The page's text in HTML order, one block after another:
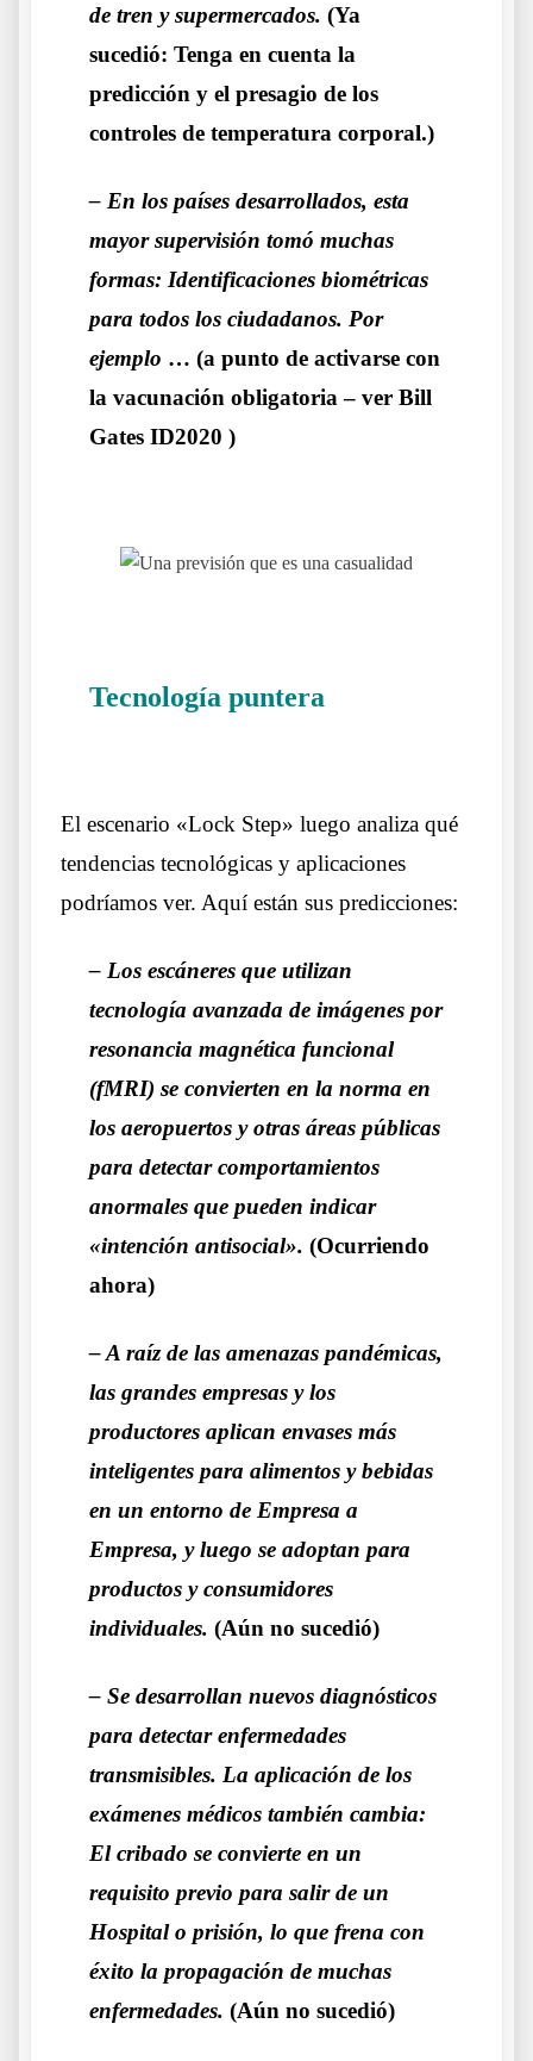
de tren y supermercados. (Ya
sucedió: Tenga en cuenta la
predicción y el presagio de los
controles de temperatura corporal.)
– En los países desarrollados, esta
mayor supervisión tomó muchas
formas: Identificaciones biométricas
para todos los ciudadanos. Por
ejemplo … (a punto de activarse con
la vacunación obligatoria – ver Bill
Gates ID2020 )
Tecnología puntera
El escenario «Lock Step» luego analiza qué
tendencias tecnológicas y aplicaciones
podríamos ver. Aquí están sus predicciones:
– Los escáneres que utilizan
tecnología avanzada de imágenes por
resonancia magnética funcional
(fMRI) se convierten en la norma en
los aeropuertos y otras áreas públicas
para detectar comportamientos
anormales que pueden indicar
«intención antisocial». (Ocurriendo
ahora)
– A raíz de las amenazas pandémicas,
las grandes empresas y los
productores aplican envases más
inteligentes para alimentos y bebidas
en un entorno de Empresa a
Empresa, y luego se adoptan para
productos y consumidores
individuales. (Aún no sucedió)
– Se desarrollan nuevos diagnósticos
para detectar enfermedades
transmisibles. La aplicación de los
exámenes médicos también cambia:
El cribado se convierte en un
requisito previo para salir de un
Hospital o prisión, lo que frena con
éxito la propagación de muchas
enfermedades. (Aún no sucedió)